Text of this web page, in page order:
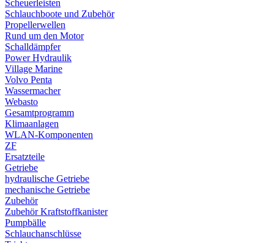
Scheuerleisten
Schlauchboote und Zubehör
Propellerwellen
Rund um den Motor
Schalldämpfer
Power Hydraulik
Village Marine
Volvo Penta
Wassermacher
Webasto
Gesamtprogramm
Klimaanlagen
WLAN-Komponenten
ZF
Ersatzteile
Getriebe
hydraulische Getriebe
mechanische Getriebe
Zubehör
Zubehör Kraftstoffkanister
Pumpbälle
Schlauchanschlüsse